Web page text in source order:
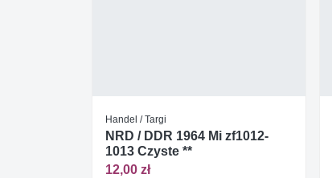
Handel / Targi
NRD / DDR 1964 Mi zf1012-
1013 Czyste **
12,00 zł